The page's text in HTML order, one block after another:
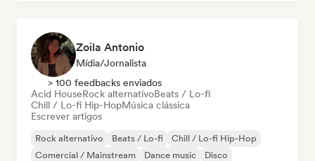
Zoila Antonio
Mídia/Jornalista
> 100 feedbacks enviados
Acid HouseRock alternativoBeats / Lo-fi
Chill / Lo-fi Hip-HopMúsica clássica
Escrever artigos
Rock alternativo Beats / Lo-fi
Chill / Lo-fi Hip-Hop
Comercial / Mainstream
Dance music
Disco